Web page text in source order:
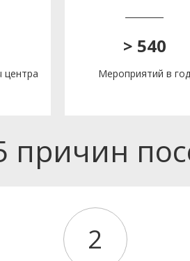
центра
> 540
Мероприятий в год
причин
2